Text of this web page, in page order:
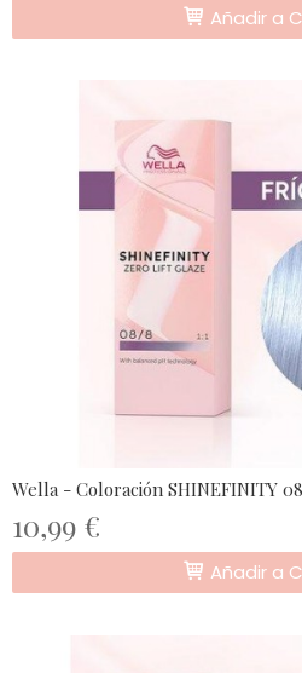
Añadir a
Wella - Coloración SHINEFINITY
10,99 €
Añadir a